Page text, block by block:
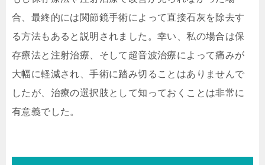
合、最終的には関節鏡手術によって直接石灰を除去す
る方法もあると説明されました。幸い、私の場合は保
存療法と注射治療、そして超音波治療によって痛みが
大幅に軽減され、手術に踏み切ることはありませんで
したが、治療の選択肢として知っておくことは非常に
有意義でした。